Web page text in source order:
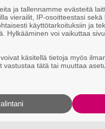
ja tallennamme evästeitä
vierailit, IP-osoitteestasi
käyttötarkoituksiin ja
Hylkääminen voi vaikuttaa
käsitellä tietoja myös
vastustaa tätä tai muuttaa